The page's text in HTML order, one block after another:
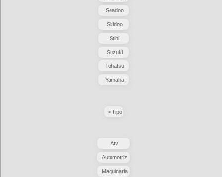
Seadoo
Skidoo
Stihl
Suzuki
Tohatsu
Yamaha
> Tipo
Atv
Automotriz
Maquinaria